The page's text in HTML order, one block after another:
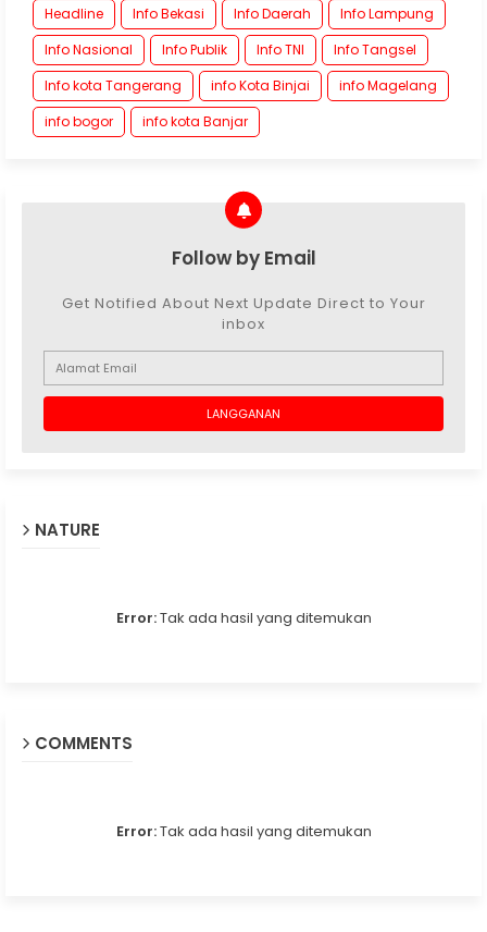
Headline
Info Bekasi Info Daerah
Info Lampung
Info Nasional
Info Publik Info TNI
Info Tangsel
Info kota Tangerang
info Kota Binjai
info Magelang
info bogor
info kota Banjar
Follow by Email
Get Notified About Next Update Direct to Your
inbox
NATURE
Error:Tak ada hasil yang ditemukan
COMMENTS
Error:Tak ada hasil yang ditemukan